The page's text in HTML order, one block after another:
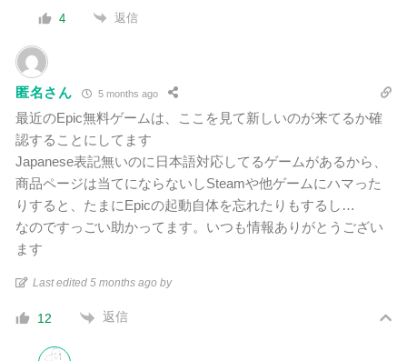
4 返信
匿名さん 5 months ago
最近のEpic無料ゲームは、ここを見て新しいのが来てるか確
認することにしてます
Japanese表記無いのに日本語対応してるゲームがあるから、
商品ページは当てにならないしSteamや他ゲームにハマった
りすると、たまにEpicの起動自体を忘れたりもするし…
なのですっごい助かってます。いつも情報ありがとうござい
ます
Last edited 5 months ago by
12 返信